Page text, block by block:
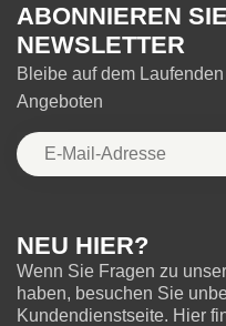
NEU HIER?
Wenn Sie Fragen zu
haben, besuchen Sie
Kundendienstseite. Hier
ABONNIEREN
NEWSLETTER
Bleibe auf dem
Angeboten